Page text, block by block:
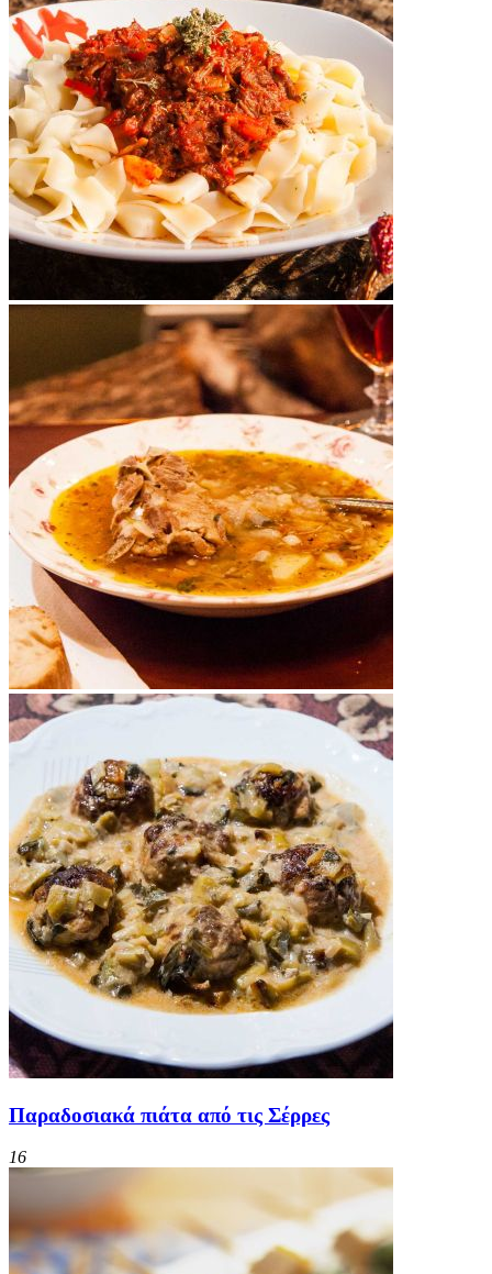
Παραδοσιακά πιάτα από τις Σέρρες
16